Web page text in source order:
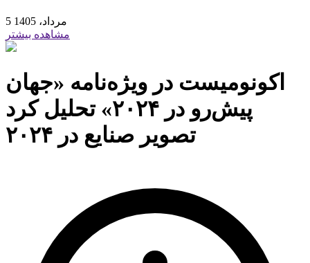
5 مرداد، 1405
مشاهده بیشتر
اکونومیست در ویژه‌نامه ‌«جهان
پیش‌رو در ۲۰۲۴» تحلیل کرد
تصویر صنایع در ۲۰۲۴